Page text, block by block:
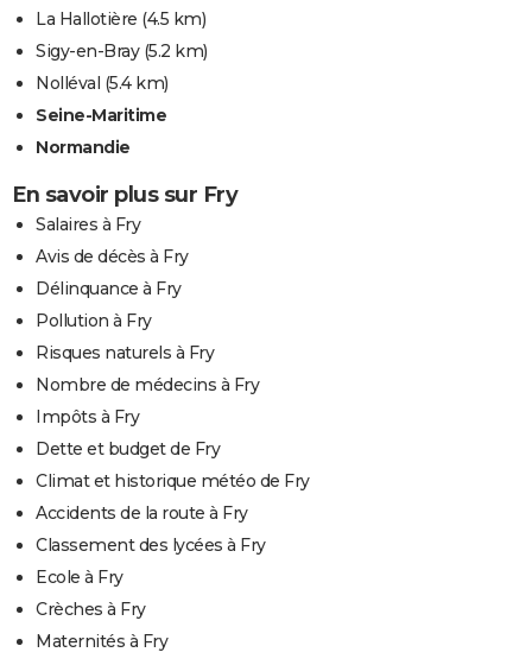
La Hallotière (4.5 km)
Sigy-en-Bray(5.2 km)
Nolléval (5.4 km)
Seine-Maritime
Normandie
En savoir plus sur Fry
Salaires à Fry
Avis de décès à Fry
Délinquance à Fry
Pollution à Fry
Risques naturels à Fry
Nombre de médecins à Fry
Impôts à Fry
Dette et budget de Fry
Climat et historique météo de Fry
Accidents de la route à Fry
Classement des lycées à Fry
Ecole à Fry
Crèches à Fry
Maternités à Fry